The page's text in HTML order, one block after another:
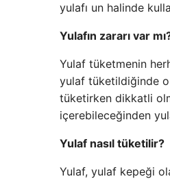
yulafı un halinde
Yulafın zararı var
Yulaf tüketmenin
yulaf tüketildiğinde o
tüketirken dikkatli
içerebileceğinden
Yulaf nasıl tüketilir?
Yulaf, yulaf kepeği